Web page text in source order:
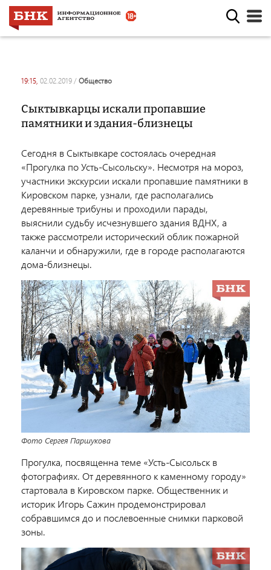
19:15, 02.02.2019 / общество
Сыктывкарцы искали пропавшие
памятники и здания-близнецы
Сегодня в Сыктывкаре состоялась очередная
«Прогулка поУсть-Сысольску». Несмотря на мороз,
участники экскурсии искали пропавшие памятники в
Кировском парке, узнали, где располагались
деревянные трибуны и проходили парады,
выяснили судьбу исчезнувшего здания ВДНХ, а
также рассмотрели исторический облик пожарной
каланчи и обнаружили, где в городе располагаются
дома-близнецы.
Фото Сергея Паршукова
Прогулка, посвященна теме «Усть-Сысольск в
фотографиях. От деревянного к каменному городу»
стартовала в Кировском парке. Общественник и
историк Игорь Сажин продемонстрировал
собравшимся до и послевоенные снимки парковой
зоны.